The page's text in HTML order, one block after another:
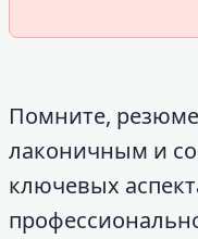
Помните,
лаконичным и
ключевых